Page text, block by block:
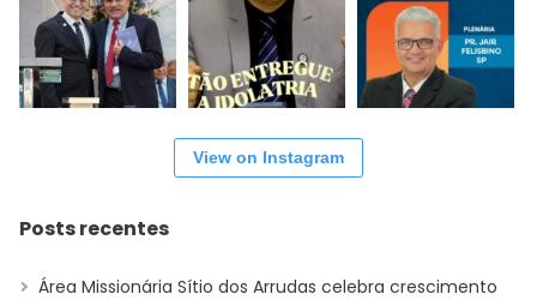
View on Instagram
Posts recentes
Área Missionária Sítio dos Arrudas celebra crescimento